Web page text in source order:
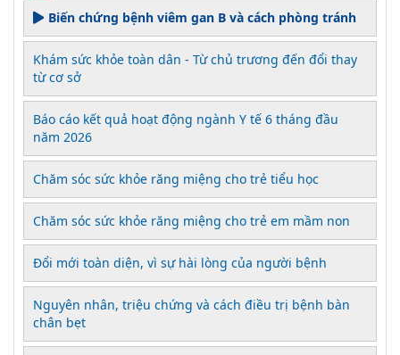
Biến chứng bệnh viêm gan B và cách phòng tránh
Khám sức khỏe toàn dân - Từ chủ trương đến đổi thay
từ cơ sở
Báo cáo kết quả hoạt động ngành Y tế 6 tháng đầu
năm 2026
Chăm sóc sức khỏe răng miệng cho trẻ tiểu học
Chăm sóc sức khỏe răng miệng cho trẻ em mầm non
Đổi mới toàn diện, vì sự hài lòng của người bệnh
Nguyên nhân, triệu chứng và cách điều trị bệnh bàn
chân bẹt